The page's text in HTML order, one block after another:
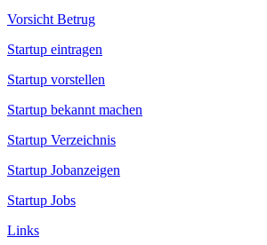
Vorsicht Betrug
Startup eintragen
Startup vorstellen
Startup bekannt machen
Startup Verzeichnis
Startup Jobanzeigen
Startup Jobs
Links